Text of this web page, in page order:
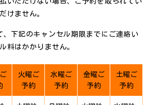
けません。
、下記のキャンセル期限までにご連絡い
料はかかりません。
火曜ご
予約
水曜ご
予約
金曜ご
予約
土曜ご
予約